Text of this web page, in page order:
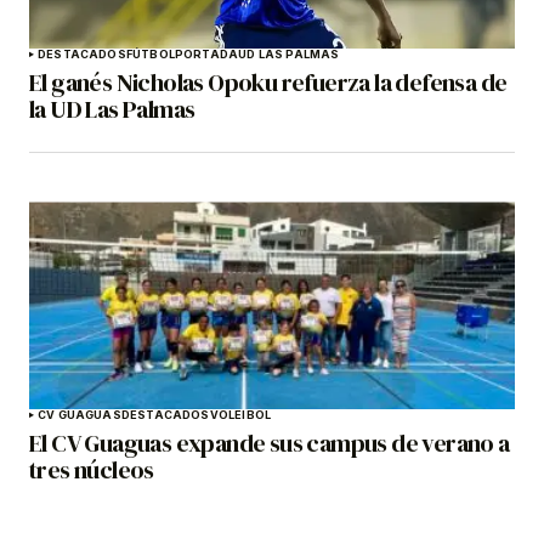
DESTACADOS FÚTBOLPORTADAUD LAS PALMAS
El ganés Nicholas Opoku refuerza la defensa de
la UD Las Palmas
CV GUAGUAS DESTACADOSVOLEIBOL
El CV Guaguas expande sus campus de verano a
tres núcleos